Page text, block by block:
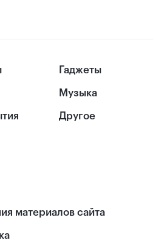
Гаджеты
Музыка
Другое
материалов сайта